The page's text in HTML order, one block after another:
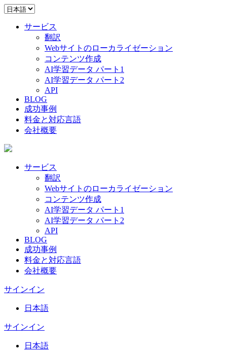
サービス
翻訳
Webサイトのローカライゼーション
コンテンツ作成
AI学習データ パート1
AI学習データ パート2
API
BLOG
成功事例
料金と対応言語
会社概要
サービス
翻訳
Webサイトのローカライゼーション
コンテンツ作成
AI学習データ パート1
AI学習データ パート2
API
BLOG
成功事例
料金と対応言語
会社概要
サインイン
日本語
サインイン
日本語